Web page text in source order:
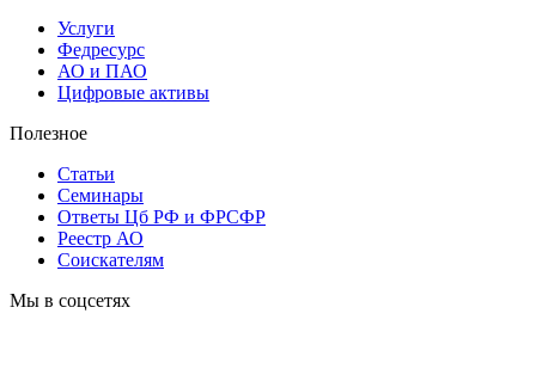
Услуги
Федресурс
АО и ПАО
Цифровые активы
Полезное
Статьи
Cеминары
Ответы Цб РФ и ФРСФР
Реестр АО
Соискателям
Мы в соцсетях